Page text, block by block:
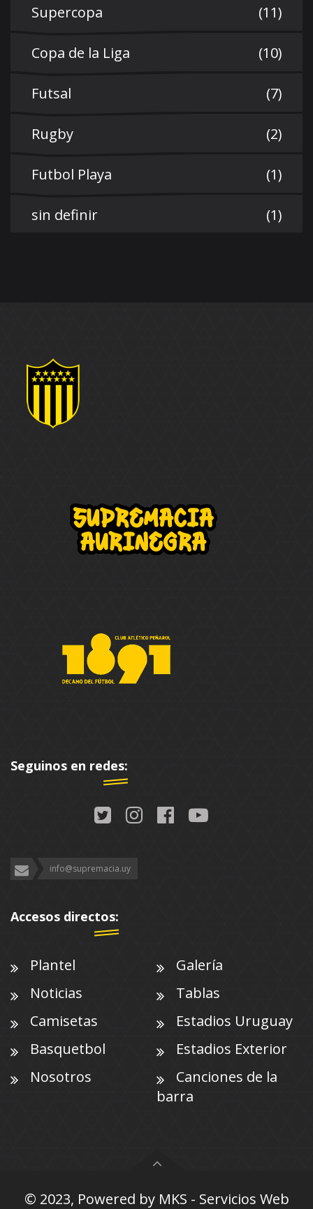
Supercopa (11)
Copa de la Liga (10)
Futsal (7)
Rugby (2)
Futbol Playa (1)
sin definir (1)
Seguinos en redes:
info@supremacia.uy
Accesos directos:
Plantel
Galería
Noticias
Tablas
Camisetas
Estadios Uruguay
Basquetbol
Estadios Exterior
Nosotros
Canciones de la
barra
© 2023, Powered by MKS - Servicios Web